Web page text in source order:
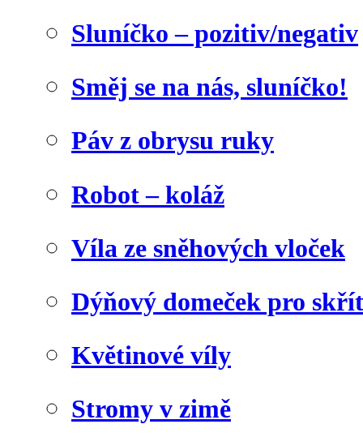
Sluníčko – pozitiv/negativ
Směj se na nás, sluníčko!
Páv z obrysu ruky
Robot – koláž
Víla ze sněhových vloček
Dýňový domeček pro
Květinové víly
Stromy v zimě